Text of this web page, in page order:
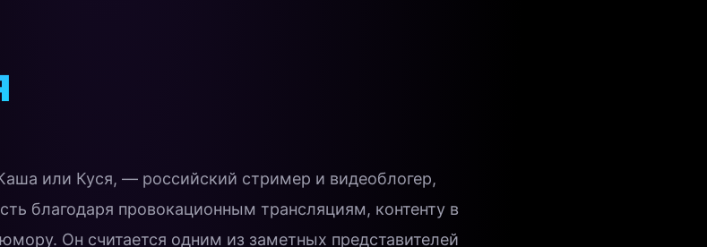
или Куся, — российский стример и видеоблогер,
благодаря провокационным трансляциям, контенту в
Он считается одним из заметных представителей